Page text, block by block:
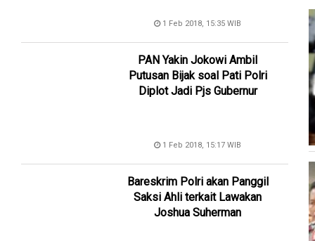
1 Feb 2018, 15:35 WIB
PAN Yakin Jokowi Ambil
Putusan Bijak soal Pati Polri
Diplot Jadi Pjs Gubernur
1 Feb 2018, 15:17 WIB
Bareskrim Polri akan Panggil
Saksi Ahli terkait Lawakan
Joshua Suherman